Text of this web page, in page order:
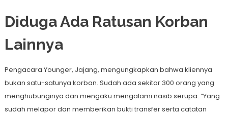
Diduga Ada Ratusan Korban
Lainnya
Pengacara Younger, Jajang, mengungkapkan bahwa kliennya
bukan satu-satunya korban. Sudah ada sekitar 300 orang yang
menghubunginya dan mengaku mengalami nasib serupa. “Yang
sudah melapor dan memberikan bukti transfer serta catatan